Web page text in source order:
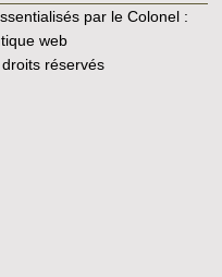
par le Colonel :
web
réservés